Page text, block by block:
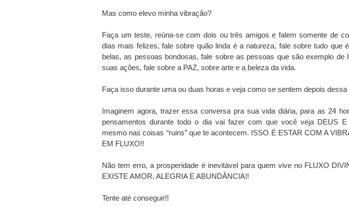
Mas como elevo minha vibração?
Faça um teste, reúna-se com dois ou três amigos e falem somente de
dias mais felizes, fale sobre quão linda é a natureza, fale sobre tudo que
belas, as pessoas bondosas, fale sobre as pessoas que são exemplo de
suas ações, fale sobre a PAZ, sobre arte e a beleza da vida.
Faça isso durante uma ou duas horas e veja como se sentem depois
Imaginem agora, trazer essa conversa pra sua vida diária, para as 24
pensamentos durante todo o dia vai fazer com que você veja DEUS E
mesmo nas coisas “ruins” que te acontecem. ISSO É ESTAR COM A
EM FLUXO!!
Não tem erro, a prosperidade é inevitável para quem vive no FLUXO
EXISTE AMOR, ALEGRIA E ABUNDÂNCIA!!
Tente até conseguir!!